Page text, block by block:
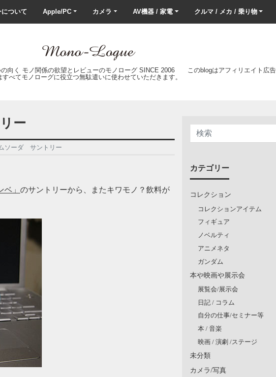
ついて Apple/PC カメラ AV機器 / 家電 クルマ / メカ / 乗り物
向く モノ関係の欲望とレビューのモノローグ SINCE 2006 このblogはアフィリエイト広
すべてモノローグに役立つ無駄遣いに使わせていただきます。
ー
ソーダ サントリー
ベ」 のサントリーから、またキワモノ？飲料が
カテゴリー
コレクション
コレクションアイテム
フィギュア
ノベルティ
アニメネタ
ガンダム
本や映画や展示会
展覧会/展示会
日記 / コラム
自分の仕事/セミナー等
本 / 音楽
映画 / 演劇 /ステージ
未分類
カメラ/写真